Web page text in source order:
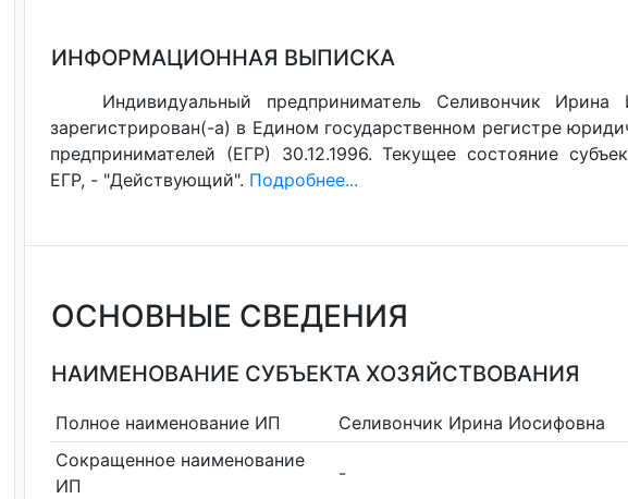
ИНФОРМАЦИОННАЯ ВЫПИСКА
Индивидуальный предприниматель Селивончик
зарегистрирован(-а) в Едином государственном регистре
предпринимателей (ЕГР) 30.12.1996. Текущее состояние
ЕГР, - "Действующий". Подробнее...
ОСНОВНЫЕ СВЕДЕНИЯ
НАИМЕНОВАНИЕ СУБЪЕКТА ХОЗЯЙСТВОВАНИЯ
Полное наименование ИП
Селивончик Ирина Иосифовна
Сокращенное наименование
ИП
-